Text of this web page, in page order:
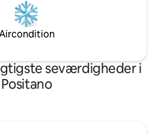
seværdigheder i
Positano